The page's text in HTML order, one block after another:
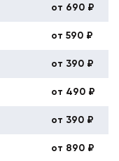
от 690 ₽
от 590 ₽
от 390 ₽
от 490 ₽
от 390 ₽
от 890 ₽